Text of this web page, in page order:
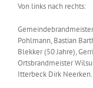
Von links nach rechts:
Pohlmann, Bastian
Blekker (50 Jahre),
Ortsbrandmeister
Itterbeck Dirk Neerken.